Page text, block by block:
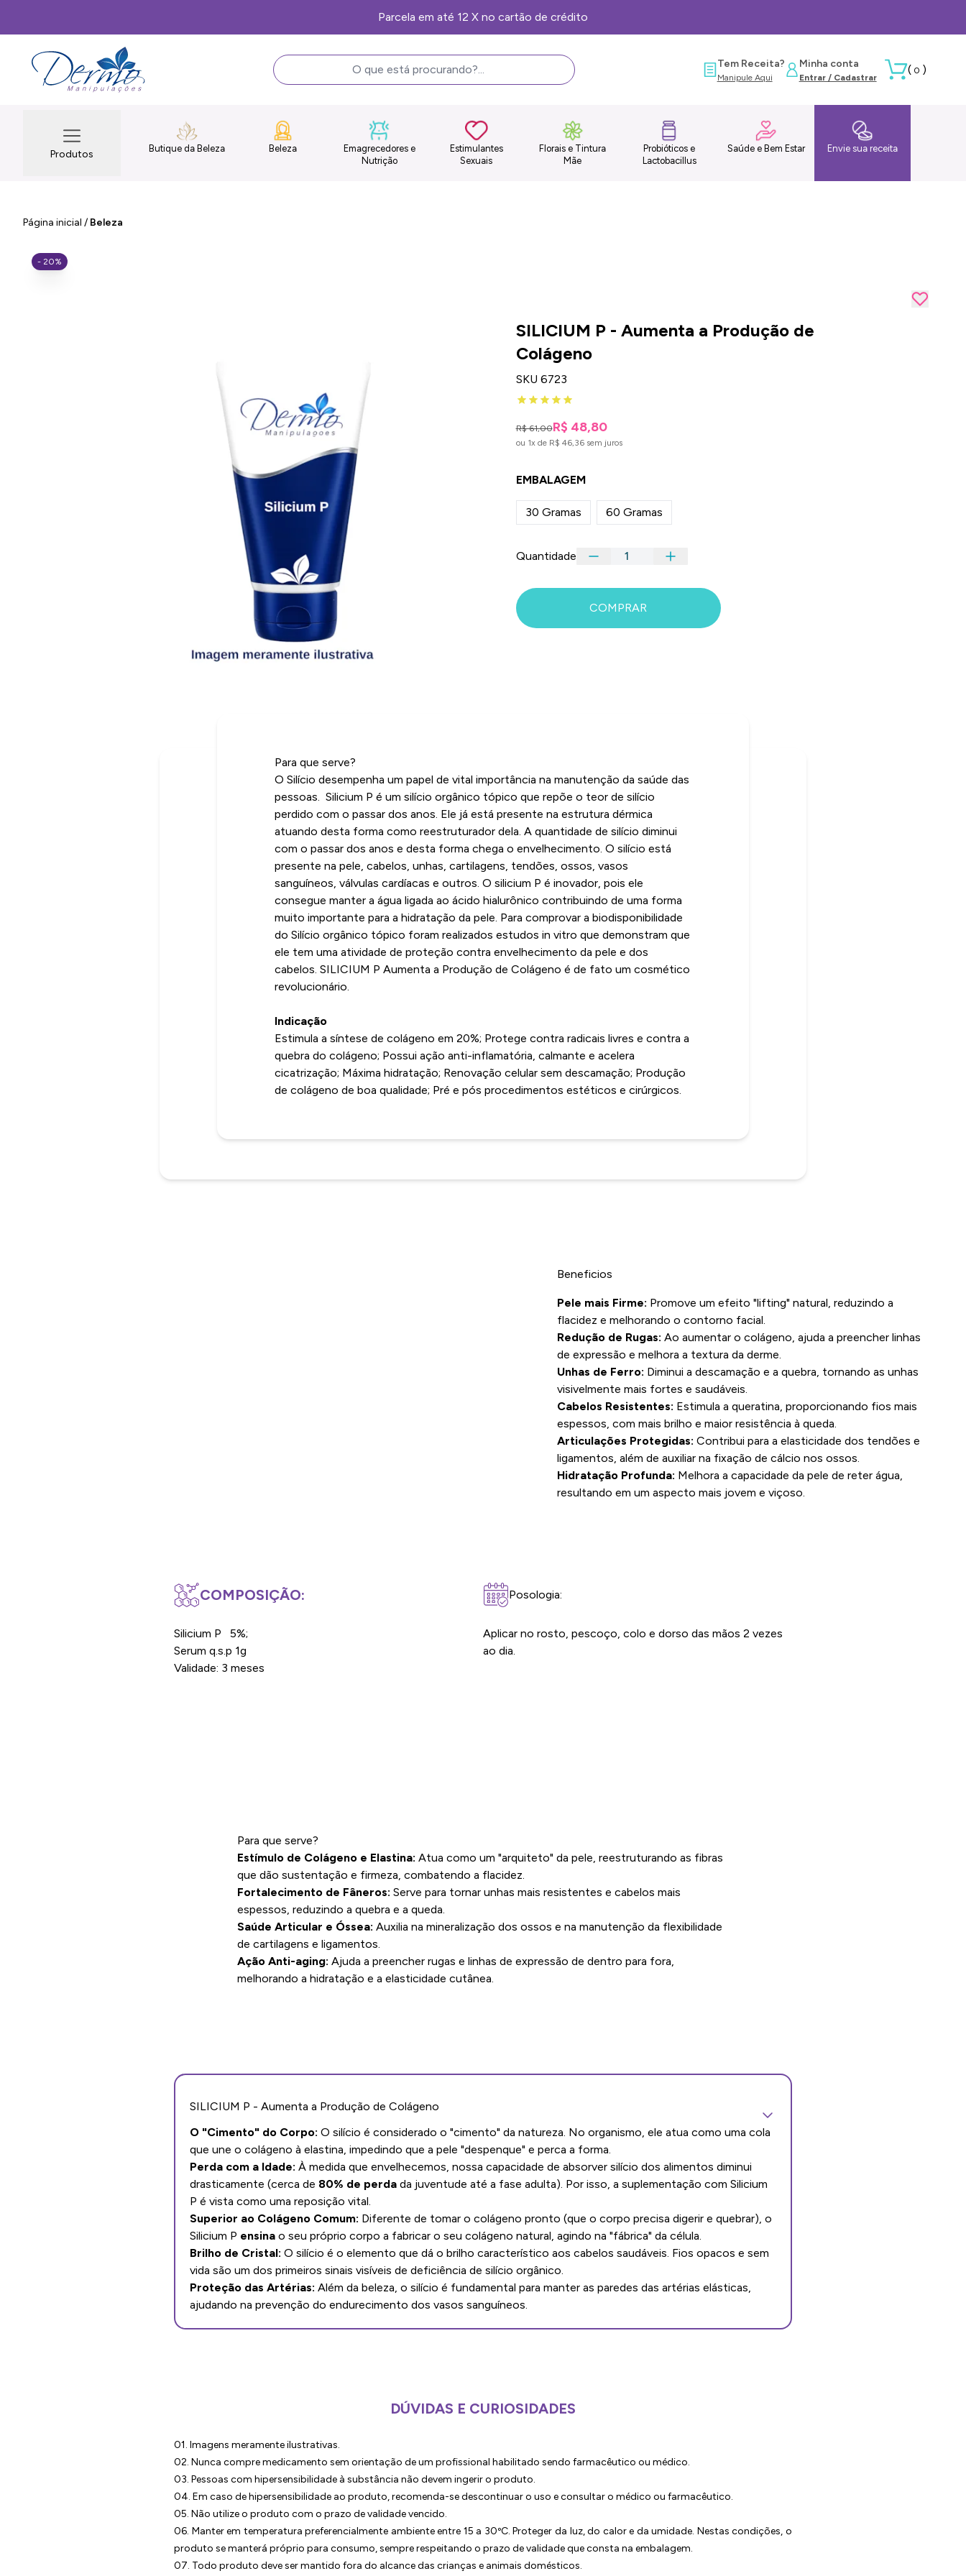
Frete Grátis, consulte as condições
Minha conta
Entrar / Cadastrar
Tem Receita?
Manipule Aqui
( 0 )
Produtos Butique da Beleza Beleza
Emagrecedores e
Nutrição
Estimulantes
Sexuais
Florais e Tintura
Mãe
Probióticos e
Lactobacillus
Saúde e Bem Estar Envie sua receita
Página inicial / Beleza
SILICIUM P - Aumenta a Produção de
Colágeno
SKU 6723
R$ 61,00R$ 48,80
ou 1x de R$ 46,36 sem juros
- 20%
EMBALAGEM
30 Gramas 60 Gramas
Quantidade
COMPRAR
INFORMAÇÕES
Para que serve?
O Silício desempenha um papel de vital importância na manutenção da saúde das
pessoas. Silicium P é um silício orgânico tópico que repõe o teor de silício
perdido com o passar dos anos. Ele já está presente na estrutura dérmica
atuando desta forma como reestruturador dela. A quantidade de silício diminui
com o passar dos anos e desta forma chega o envelhecimento. O silício está
presente na pele, cabelos, unhas, cartilagens, tendões, ossos, vasos
sanguíneos, válvulas cardíacas e outros. O silicium P é inovador, pois ele
consegue manter a água ligada ao ácido hialurônico contribuindo de uma forma
muito importante para a hidratação da pele. Para comprovar a biodisponibilidade
do Silício orgânico tópico foram realizados estudos in vitro que demonstram que
ele tem uma atividade de proteção contra envelhecimento da pele e dos
cabelos. SILICIUM P Aumenta a Produção de Colágeno é de fato um cosmético
revolucionário.
Indicação
Estimula a síntese de colágeno em 20%; Protege contra radicais livres e contra a
quebra do colágeno; Possui ação anti-inflamatória, calmante e acelera
cicatrização; Máxima hidratação; Renovação celular sem descamação; Produção
de colágeno de boa qualidade; Pré e pós procedimentos estéticos e cirúrgicos.
Beneficios
Pele mais Firme: Promove um efeito "lifting" natural, reduzindo a
flacidez e melhorando o contorno facial.
Redução de Rugas: Ao aumentar o colágeno, ajuda a preencher linhas
de expressão e melhora a textura da derme.
Unhas de Ferro: Diminui a descamação e a quebra, tornando as unhas
visivelmente mais fortes e saudáveis.
Cabelos Resistentes: Estimula a queratina, proporcionando fios mais
espessos, com mais brilho e maior resistência à queda.
Articulações Protegidas: Contribui para a elasticidade dos tendões e
ligamentos, além de auxiliar na fixação de cálcio nos ossos.
Hidratação Profunda: Melhora a capacidade da pele de reter água,
resultando em um aspecto mais jovem e viçoso.
COMPOSIÇÃO:
Silicium P 5%;
Serum q.s.p 1g
Validade: 3 meses
Posologia:
Aplicar no rosto, pescoço, colo e dorso das mãos 2 vezes
ao dia.
Para que serve?
Estímulo de Colágeno e Elastina: Atua como um "arquiteto" da pele, reestruturando as fibras
que dão sustentação e firmeza, combatendo a flacidez.
Fortalecimento de Fâneros: Serve para tornar unhas mais resistentes e cabelos mais
espessos, reduzindo a quebra e a queda.
Saúde Articular e Óssea: Auxilia na mineralização dos ossos e na manutenção da flexibilidade
de cartilagens e ligamentos.
Ação Anti-aging: Ajuda a preencher rugas e linhas de expressão de dentro para fora,
melhorando a hidratação e a elasticidade cutânea.
SILICIUM P - Aumenta a Produção de Colágeno
O "Cimento" do Corpo: O silício é considerado o "cimento" da natureza. No organismo, ele atua como uma cola
que une o colágeno à elastina, impedindo que a pele "despenque" e perca a forma.
Perda com a Idade: À medida que envelhecemos, nossa capacidade de absorver silício dos alimentos diminui
drasticamente (cerca de 80% de perda da juventude até a fase adulta). Por isso, a suplementação com Silicium
P é vista como uma reposição vital.
Superior ao Colágeno Comum: Diferente de tomar o colágeno pronto (que o corpo precisa digerir e quebrar), o
Silicium P ensina o seu próprio corpo a fabricar o seu colágeno natural, agindo na "fábrica" da célula.
Brilho de Cristal: O silício é o elemento que dá o brilho característico aos cabelos saudáveis. Fios opacos e sem
vida são um dos primeiros sinais visíveis de deficiência de silício orgânico.
Proteção das Artérias: Além da beleza, o silício é fundamental para manter as paredes das artérias elásticas,
ajudando na prevenção do endurecimento dos vasos sanguíneos.
DÚVIDAS E CURIOSIDADES
01. Imagens meramente ilustrativas.
02. Nunca compre medicamento sem orientação de um profissional habilitado sendo farmacêutico ou médico.
03. Pessoas com hipersensibilidade à substância não devem ingerir o produto.
04. Em caso de hipersensibilidade ao produto, recomenda-se descontinuar o uso e consultar o médico ou farmacêutico.
05. Não utilize o produto com o prazo de validade vencido.
06. Manter em temperatura preferencialmente ambiente entre 15 a 30ºC. Proteger da luz, do calor e da umidade. Nestas condições, o
produto se manterá próprio para consumo, sempre respeitando o prazo de validade que consta na embalagem.
07. Todo produto deve ser mantido fora do alcance das crianças e animais domésticos.